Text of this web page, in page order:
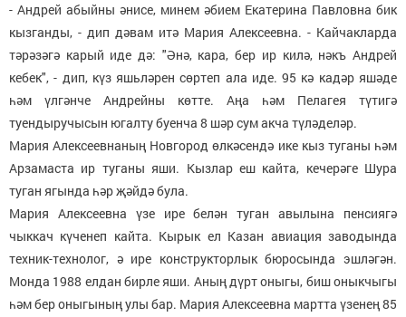
- Андрей абыйны әнисе, минем әбием Екатерина Павловна бик
кызганды, - дип дәвам итә Мария Алексеевна. - Кайчакларда
тәрәзәгә карый иде дә: "Әнә, кара, бер ир килә, нәкъ Андрей
кебек", - дип, күз яшьләрен сөртеп ала иде. 95 кә кадәр яшәде
һәм үлгәнче Андрейны көтте. Аңа һәм Пелагея түтигә
туендыручысын югалту буенча 8 шәр сум акча түләделәр.
Мария Алексеевнаның Новгород өлкәсендә ике кыз туганы һәм
Арзамаста ир туганы яши. Кызлар еш кайта, кечерәге Шура
туган ягында һәр җәйдә була.
Мария Алексеевна үзе ире белән туган авылына пенсиягә
чыккач күченеп кайта. Кырык ел Казан авиация заводында
техник-технолог, ә ире конструкторлык бюросында эшләгән.
Монда 1988 елдан бирле яши. Аның дүрт оныгы, биш оныкчыгы
һәм бер оныгының улы бар. Мария Алексеевна мартта үзенең 85